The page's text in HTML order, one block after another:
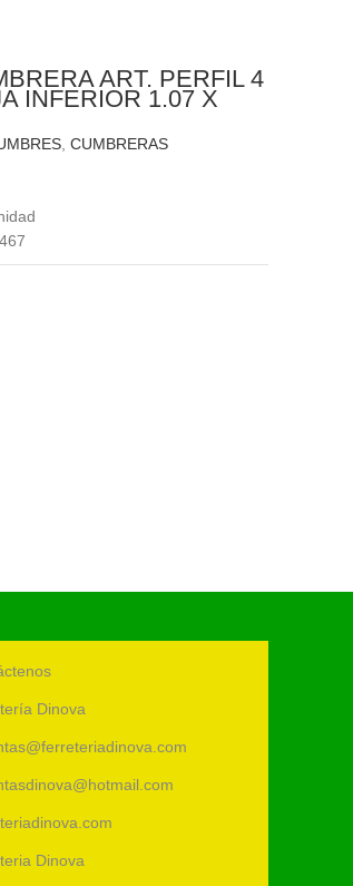
ART. PERFIL 4
INFERIOR 1.07 X
CUMBRERAS
467
Dinova
Dinova